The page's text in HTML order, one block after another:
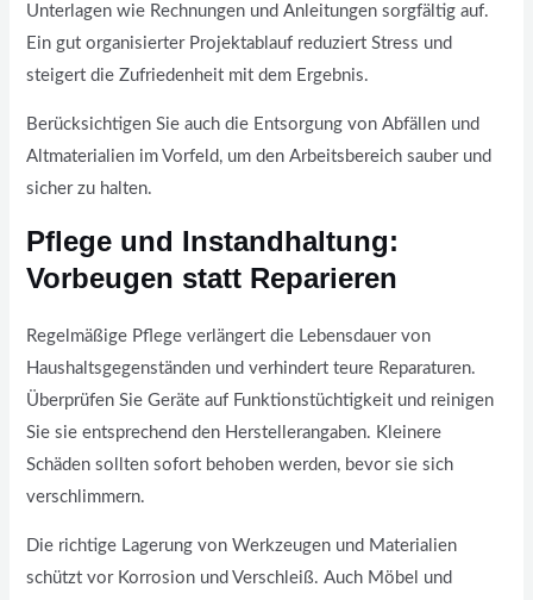
Unterlagen wie Rechnungen und Anleitungen sorgfältig auf.
Ein gut organisierter Projektablauf reduziert Stress und
steigert die Zufriedenheit mit dem Ergebnis.
Berücksichtigen Sie auch die Entsorgung von Abfällen und
Altmaterialien im Vorfeld, um den Arbeitsbereich sauber und
sicher zu halten.
Pflege und Instandhaltung:
Vorbeugen statt Reparieren
Regelmäßige Pflege verlängert die Lebensdauer von
Haushaltsgegenständen und verhindert teure Reparaturen.
Überprüfen Sie Geräte auf Funktionstüchtigkeit und reinigen
Sie sie entsprechend den Herstellerangaben. Kleinere
Schäden sollten sofort behoben werden, bevor sie sich
verschlimmern.
Die richtige Lagerung von Werkzeugen und Materialien
schützt vor Korrosion und Verschleiß. Auch Möbel und